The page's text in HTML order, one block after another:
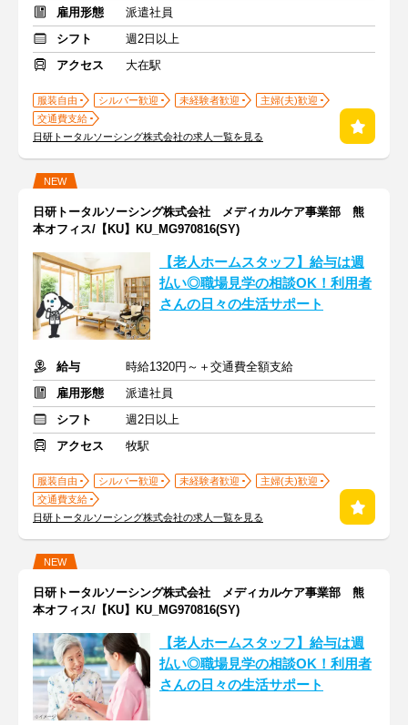
雇用形態
派遣社員
シフト
週2日以上
アクセス
大在駅
服装自由 シルバー歓迎 未経験者歓迎
主婦(夫)歓迎
交通費支給
日研トータルソーシング株式会社の求人一覧を見る
NEW
日研トータルソーシング株式会社 メディカルケア事業部 熊
本オフィス/【KU】KU_MG970816(SY)
【老人ホームスタッフ】給与は週
払い◎職場見学の相談OK！利用者
さんの日々の生活サポート
給与
時給1320円～＋交通費全額支給
雇用形態
派遣社員
シフト
週2日以上
アクセス
牧駅
服装自由 シルバー歓迎 未経験者歓迎
主婦(夫)歓迎
交通費支給
日研トータルソーシング株式会社の求人一覧を見る
NEW
日研トータルソーシング株式会社 メディカルケア事業部 熊
本オフィス/【KU】KU_MG970816(SY)
【老人ホームスタッフ】給与は週
払い◎職場見学の相談OK！利用者
さんの日々の生活サポート